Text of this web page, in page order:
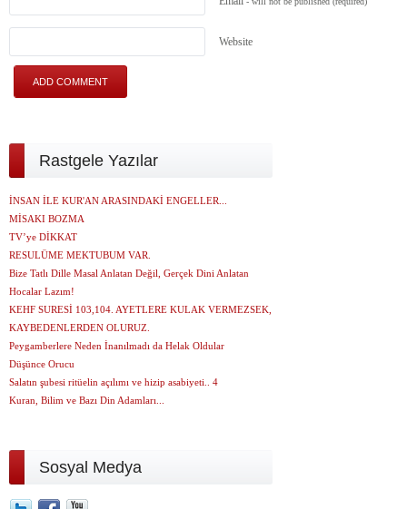
Website
Rastgele Yazılar
İNSAN İLE KUR'AN ARASINDAKİ ENGELLER...
MİSAKI BOZMA
TV’ye DİKKAT
RESULÜME MEKTUBUM VAR.
Bize Tatlı Dille Masal Anlatan Değil, Gerçek Dini Anlatan
Hocalar Lazım!
KEHF SURESİ 103,104. AYETLERE KULAK VERMEZSEK,
KAYBEDENLERDEN OLURUZ.
Peygamberlere Neden İnanılmadı da Helak Oldular
Düşünce Orucu
Salatın şubesi ritüelin açılımı ve hizip asabiyeti.. 4
Kuran, Bilim ve Bazı Din Adamları...
Sosyal Medya